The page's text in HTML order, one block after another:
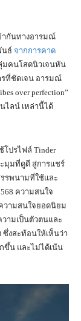
ากันทางอารมณ์
นธ์ จากการคาด
มคนโสดนิวเจนหัน
รที่ชัดเจน อารมณ์
over perfection”
ไลน์ เหล่านี้ได้
โปรไฟล์ Tinder
มุมที่ดูดี สู่การแชร์
รพนามที่ใช้และ
ความสนใจ
ความสนใจยอดนิยม
ามเป็นตัวตนและ
ซึ่งสะท้อนให้เห็นว่า
ขึ้น และไม่ได้เน้น